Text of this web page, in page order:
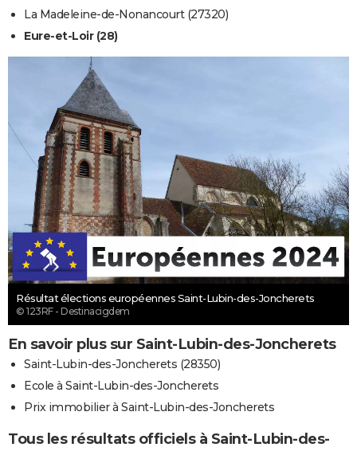
La Madeleine-de-Nonancourt (27320)
Eure-et-Loir (28)
Résultat élections européennes Saint-Lubin-des-Joncherets
© 123RF - Destinacigdem
En savoir plus sur Saint-Lubin-des-Joncherets
Saint-Lubin-des-Joncherets (28350)
Ecole à Saint-Lubin-des-Joncherets
Prix immobilier à Saint-Lubin-des-Joncherets
Tous les résultats officiels à Saint-Lubin-des-